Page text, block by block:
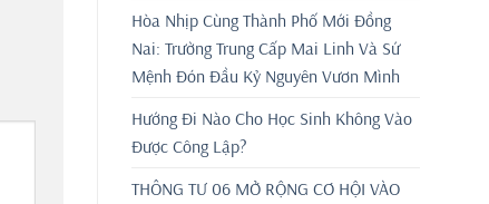
Hòa Nhịp Cùng Thành Phố Mới Đồng
Nai: Trường Trung Cấp Mai Linh Và Sứ
Mệnh Đón Đầu Kỷ Nguyên Vươn Mình
Hướng Đi Nào Cho Học Sinh Không Vào
Được Công Lập?
THÔNG TƯ 06 MỞ RỘNG CƠ HỘI VÀO